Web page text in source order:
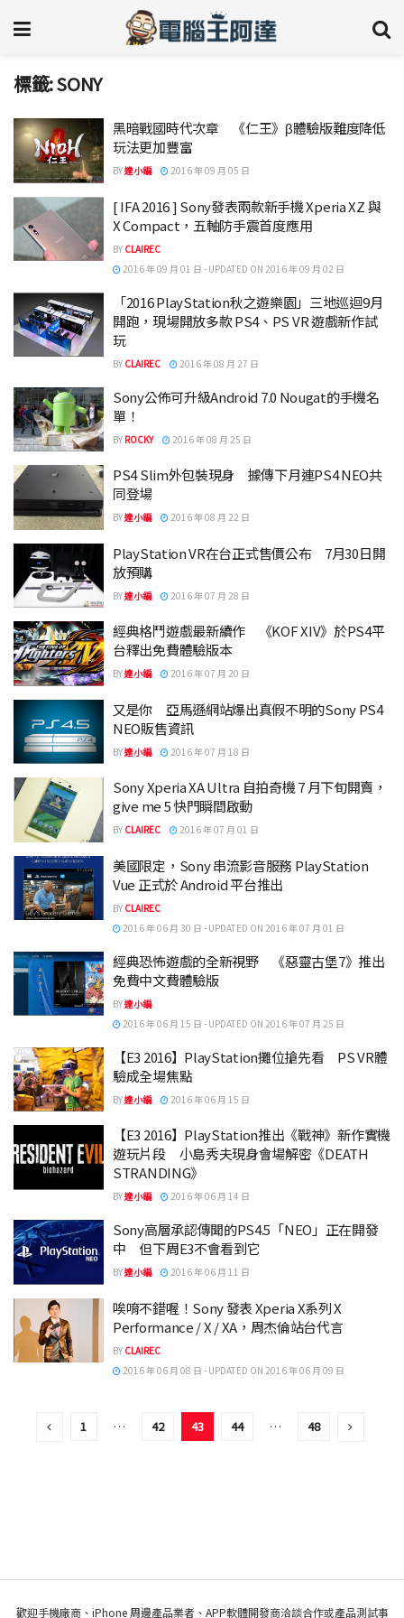
標籤:SONY
黑暗戰國時代次章 《仁王》β體驗版難度降低
玩法更加豐富
BY達小編 2016 年 09 月 05 日
[ IFA 2016 ] Sony發表兩款新手機 Xperia XZ 與
X Compact，五軸防手震首度應用
BY CLAIREC
2016 年 09 月 01 日 - UPDATED ON 2016 年 09 月 02 日
「2016 PlayStation秋之遊樂園」三地巡迴9月
開跑，現場開放多款 PS4、PS VR 遊戲新作試
玩
BY CLAIREC 2016 年 08 月 27 日
Sony公佈可升級Android 7.0 Nougat的手機名
單！
BY ROCKY 2016 年 08 月 25 日
PS4 Slim外包裝現身 據傳下月連PS4 NEO共
同登場
BY達小編 2016 年 08 月 22 日
PlayStation VR在台正式售價公布 7月30日開
放預購
BY達小編 2016 年 07 月 28 日
經典格鬥遊戲最新續作 《KOF XIV》於PS4平
台釋出免費體驗版本
BY達小編 2016 年 07 月 20 日
又是你 亞馬遜網站爆出真假不明的Sony PS4
NEO販售資訊
BY達小編 2016 年 07 月 18 日
Sony Xperia XA Ultra 自拍奇機 7 月下旬開賣，
give me 5 快門瞬間啟動
BY CLAIREC 2016 年 07 月 01 日
美國限定，Sony 串流影音服務 PlayStation
Vue 正式於 Android 平台推出
BY CLAIREC
2016 年 06 月 30 日 - UPDATED ON 2016 年 07 月 01 日
經典恐怖遊戲的全新視野 《惡靈古堡7》推出
免費中文費體驗版
BY達小編
2016 年 06 月 15 日 - UPDATED ON 2016 年 07 月 25 日
【E3 2016】PlayStation攤位搶先看 PS VR體
驗成全場焦點
BY達小編 2016 年 06 月 15 日
【E3 2016】PlayStation推出《戰神》新作實機
遊玩片段 小島秀夫現身會場解密《DEATH
STRANDING》
BY達小編 2016 年 06 月 14 日
Sony高層承認傳聞的PS4.5「NEO」正在開發
中 但下周E3不會看到它
BY達小編 2016 年 06 月 11 日
唉唷不錯喔！Sony 發表 Xperia X系列 X
Performance / X / XA，周杰倫站台代言
BY CLAIREC
2016 年 06 月 08 日 - UPDATED ON 2016 年 06 月 09 日
1 … 42 43 44 … 48
歡迎手機廠商、iPhone 周邊產品業者、APP軟體開發商洽談合作或產品測試事